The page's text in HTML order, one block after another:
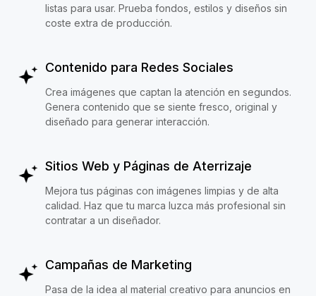
listas para usar. Prueba fondos, estilos y diseños sin
coste extra de producción.
Contenido para Redes Sociales
Crea imágenes que captan la atención en segundos.
Genera contenido que se siente fresco, original y
diseñado para generar interacción.
Sitios Web y Páginas de Aterrizaje
Mejora tus páginas con imágenes limpias y de alta
calidad. Haz que tu marca luzca más profesional sin
contratar a un diseñador.
Campañas de Marketing
Pasa de la idea al material creativo para anuncios en